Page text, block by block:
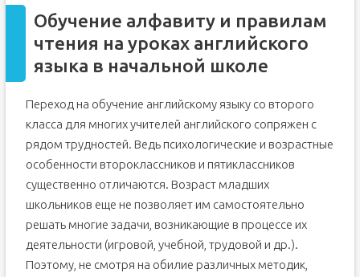
увлекательно?
Почему у ребенка появляются затруднения?
Буквы английского языка и произношение
Учим иностранный алфавит и поем песенки
Учим английский алфавит при помощи ярких карточек
Различные игры на запоминание алфавита
Знакомимся с английским алфавитом — легко и
интересно!
Алфавит в красочных видео
Игры и задания
Обучение алфавиту и правилам
чтения на уроках английского
языка в начальной школе
Переход на обучение английскому языку со второго
класса для многих учителей английского сопряжен с
рядом трудностей. Ведь психологические и возрастные
особенности второклассников и пятиклассников
существенно отличаются. Возраст младших
школьников еще не позволяет им самостоятельно
решать многие задачи, возникающие в процессе их
деятельности (игровой, учебной, трудовой и др.).
Поэтому, не смотря на обилие различных методик,